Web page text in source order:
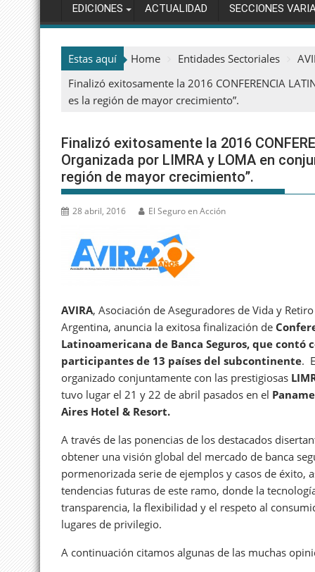
EDICIONES ACTUALIDAD SECCIONES
Estas aquí Home Entidades Sectoriales
Finalizó exitosamente la 2016 CONFERENCIA
es la región de mayor crecimiento”.
Finalizó exitosamente la 2016
Organizada por LIMRA y LOMA en
región de mayor crecimiento”.
28 abril, 2016 El Seguro en Acción
AVIRA, Asociación de Aseguradores de Vida y
Argentina, anuncia la exitosa finalización de
Latinoamericana de Banca Seguros, que contó
participantes de 13 países del subcontinente.
organizado conjuntamente con las prestigiosas
tuvo lugar el 21 y 22 de abril pasados en el
Aires Hotel & Resort.
A través de las ponencias de los destacados
obtener una visión global del mercado de banca
pormenorizada serie de ejemplos y casos de éxito,
tendencias futuras de este ramo, donde la
transparencia, la flexibilidad y el respeto al
lugares de privilegio.
A continuación citamos algunas de las muchas